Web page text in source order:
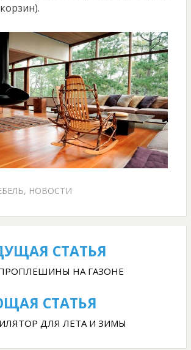
, НОВОСТИ
СТАТЬЯ
ПРОПЛЕШИНЫ НА ГАЗОНЕ
СТАТЬЯ
ДЛЯ ЛЕТА И ЗИМЫ